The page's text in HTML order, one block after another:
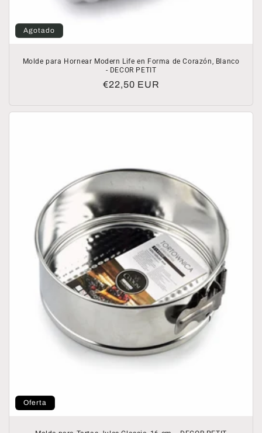
Agotado
Molde para Hornear Modern Life en Forma de Corazón, Blanco
- DECOR PETIT
Precio
€22,50 EUR
Oferta